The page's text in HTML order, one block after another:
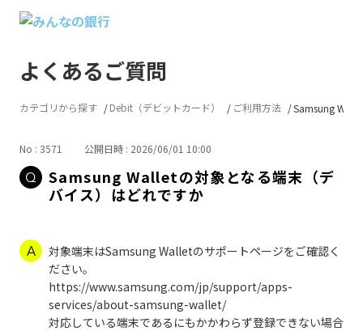
よくあるご質問
カテゴリから探す Debit（デビットカード） ご利用方法 Samsung
No : 3571 公開日時 : 2026/06/01 10:00
Samsung Walletの対象となる端末（デ
バイス）はどれですか
対象端末はSamsung Walletのサポートページをご確認く
ださい。
https://www.samsung.com/jp/support/apps-
services/about-samsung-wallet/
対応している端末であるにもかかわらず登録できない場合